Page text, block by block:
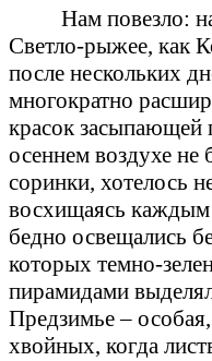
Нам повезло:
Светло-рыжее, как
после нескольких
многократно
красок
осеннем воздухе
соринки, хотелось
восхищаясь
бедно освещались
которых темно-
пирамидами
Предзимье –
хвойных, когда